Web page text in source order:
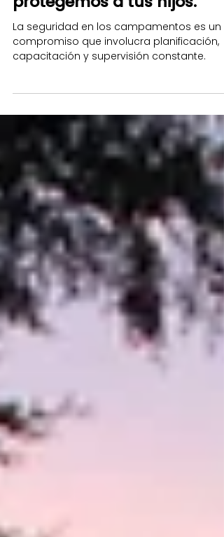
esenciales en los
campamentos: Cómo
protegemos a tus hijos.
capacitación y supervisión constante.